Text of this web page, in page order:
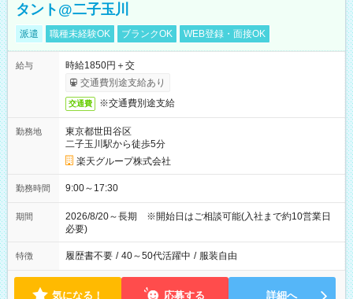
タント@二子玉川
派遣 職種未経験OK ブランクOK WEB登録・面接OK
給与
時給1850円＋交
交通費別途支給あり
交通費 ※交通費別途支給
勤務地
東京都世田谷区
二子玉川駅から徒歩5分
楽天グループ株式会社
勤務時間 9:00～17:30
期間
2026/8/20～長期 ※開始日はご相談可能(入社まで約10営業日
必要)
特徴 履歴書不要 / 40～50代活躍中 / 服装自由
気になる！ 応募する 詳細へ